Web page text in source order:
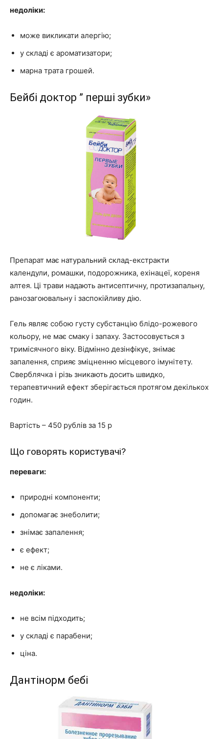
недоліки:
може викликати алергію;
у складі є ароматизатори;
марна трата грошей.
Бейбі доктор ” перші зубки»
Препарат має натуральний склад-екстракти
календули, ромашки, подорожника, ехінацеї, кореня
алтея. Ці трави надають антисептичну, протизапальну,
ранозагоювальну і заспокійливу дію.
Гель являє собою густу субстанцію блідо-рожевого
кольору, не має смаку і запаху. Застосовується з
тримісячного віку. Відмінно дезінфікує, знімає
запалення, сприяє зміцненню місцевого імунітету.
Сверблячка і різь зникають досить швидко,
терапевтичний ефект зберігається протягом декількох
годин.
Вартість – 450 рублів за 15 р
Що говорять користувачі?
переваги:
природні компоненти;
допомагає знеболити;
знімає запалення;
є ефект;
не є ліками.
недоліки:
не всім підходить;
у складі є парабени;
ціна.
Дантінорм бебі